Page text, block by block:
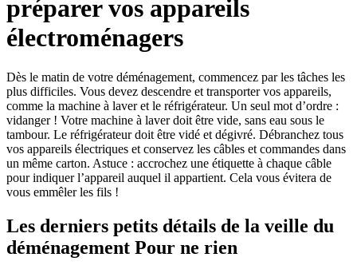
préparer vos appareils
électroménagers
Dès le matin de votre déménagement, commencez par les tâches les
plus difficiles. Vous devez descendre et transporter vos appareils,
comme la machine à laver et le réfrigérateur. Un seul mot d’ordre :
vidanger ! Votre machine à laver doit être vide, sans eau sous le
tambour. Le réfrigérateur doit être vidé et dégivré. Débranchez tous
vos appareils électriques et conservez les câbles et commandes dans
un même carton. Astuce : accrochez une étiquette à chaque câble
pour indiquer l’appareil auquel il appartient. Cela vous évitera de
vous emmêler les fils !
Les derniers petits détails de la veille du
déménagement Pour ne rien